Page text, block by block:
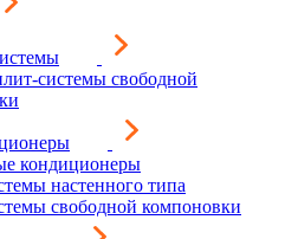
системы свободной
кондиционеры
настенного типа
свободной компоновки